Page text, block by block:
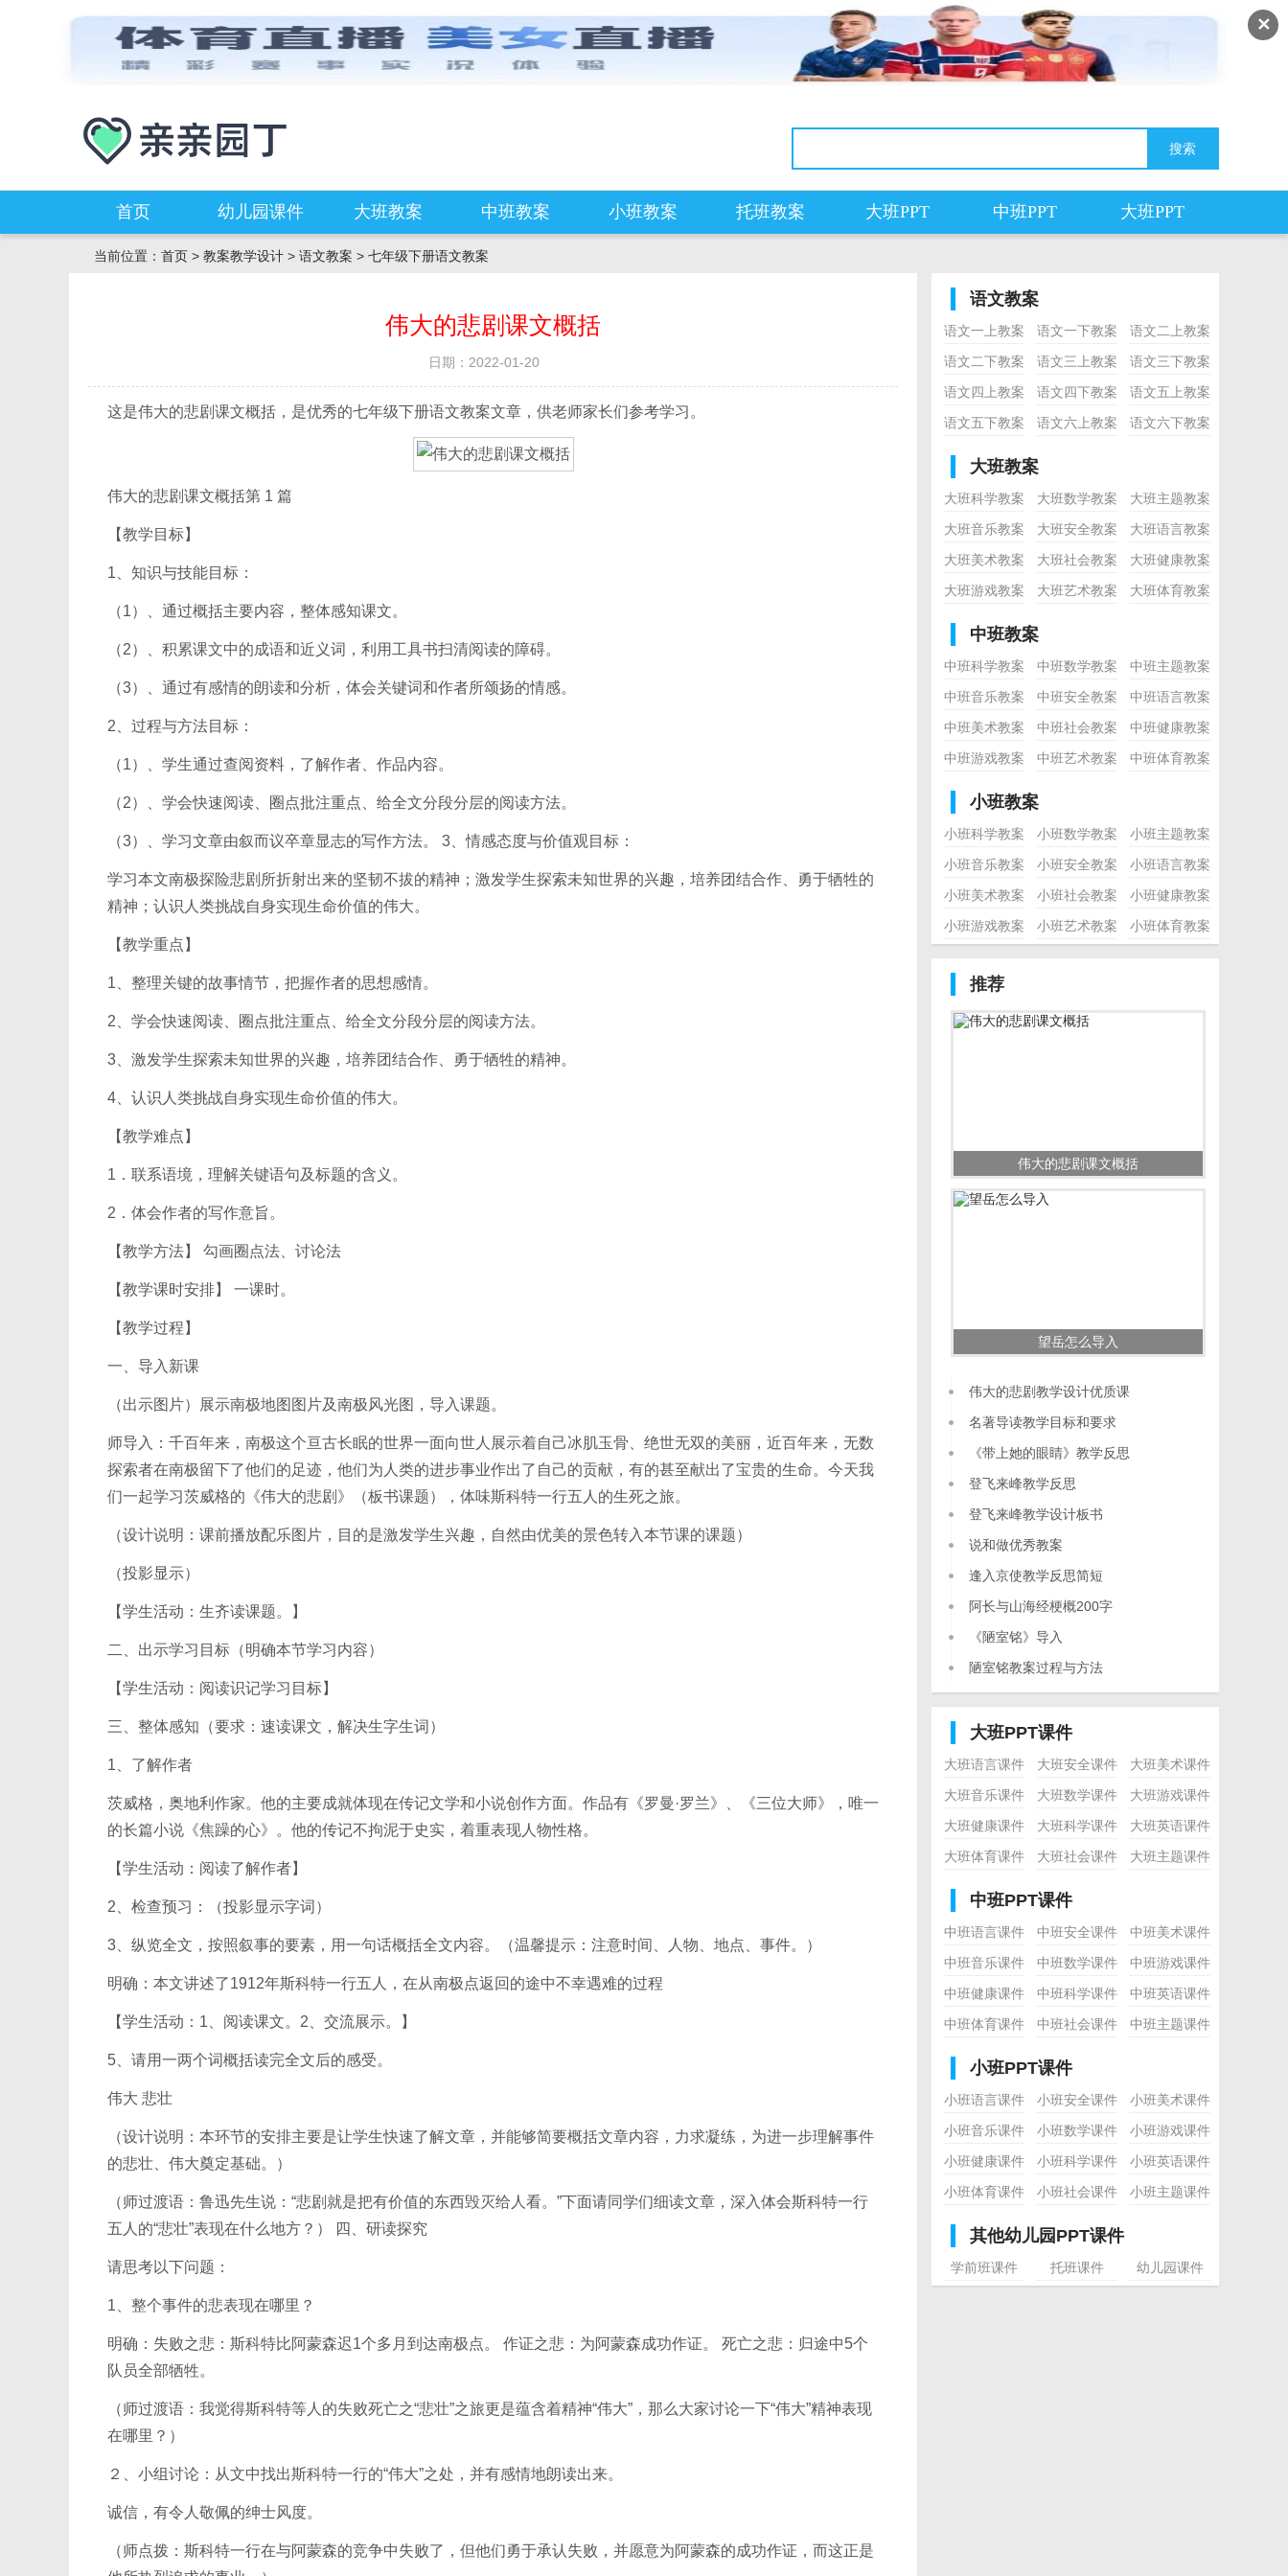
✕
首页 幼儿园课件 大班教案 中班教案 小班教案 托班教案 大班PPT 中班PPT 大班PPT
当前位置： 首页 > 教案教学设计 > 语文教案 > 七年级下册语文教案
伟大的悲剧课文概括
日期：2022-01-20
这是伟大的悲剧课文概括，是优秀的七年级下册语文教案文章，供老师家长们参考学习。
伟大的悲剧课文概括第 1 篇
【教学目标】
1、知识与技能目标：
（1）、通过概括主要内容，整体感知课文。
（2）、积累课文中的成语和近义词，利用工具书扫清阅读的障碍。
（3）、通过有感情的朗读和分析，体会关键词和作者所颂扬的情感。
2、过程与方法目标：
（1）、学生通过查阅资料，了解作者、作品内容。
（2）、学会快速阅读、圈点批注重点、给全文分段分层的阅读方法。
（3）、学习文章由叙而议卒章显志的写作方法。 3、情感态度与价值观目标：
学习本文南极探险悲剧所折射出来的坚韧不拔的精神；激发学生探索未知世界的兴趣，培养团结合作、勇于牺牲的
精神；认识人类挑战自身实现生命价值的伟大。
【教学重点】
1、整理关键的故事情节，把握作者的思想感情。
2、学会快速阅读、圈点批注重点、给全文分段分层的阅读方法。
3、激发学生探索未知世界的兴趣，培养团结合作、勇于牺牲的精神。
4、认识人类挑战自身实现生命价值的伟大。
【教学难点】
1．联系语境，理解关键语句及标题的含义。
2．体会作者的写作意旨。
【教学方法】 勾画圈点法、讨论法
【教学课时安排】 一课时。
【教学过程】
一、导入新课
（出示图片）展示南极地图图片及南极风光图，导入课题。
师导入：千百年来，南极这个亘古长眠的世界一面向世人展示着自己冰肌玉骨、绝世无双的美丽，近百年来，无数
探索者在南极留下了他们的足迹，他们为人类的进步事业作出了自己的贡献，有的甚至献出了宝贵的生命。今天我
们一起学习茨威格的《伟大的悲剧》（板书课题），体味斯科特一行五人的生死之旅。
（设计说明：课前播放配乐图片，目的是激发学生兴趣，自然由优美的景色转入本节课的课题）
（投影显示）
【学生活动：生齐读课题。】
二、出示学习目标（明确本节学习内容）
【学生活动：阅读识记学习目标】
三、整体感知（要求：速读课文，解决生字生词）
1、了解作者
茨威格，奥地利作家。他的主要成就体现在传记文学和小说创作方面。作品有《罗曼·罗兰》、《三位大师》，唯一
的长篇小说《焦躁的心》。他的传记不拘泥于史实，着重表现人物性格。
【学生活动：阅读了解作者】
2、检查预习：（投影显示字词）
3、纵览全文，按照叙事的要素，用一句话概括全文内容。（温馨提示：注意时间、人物、地点、事件。）
明确：本文讲述了1912年斯科特一行五人，在从南极点返回的途中不幸遇难的过程
【学生活动：1、阅读课文。2、交流展示。】
5、请用一两个词概括读完全文后的感受。
伟大 悲壮
（设计说明：本环节的安排主要是让学生快速了解文章，并能够简要概括文章内容，力求凝练，为进一步理解事件
的悲壮、伟大奠定基础。）
（师过渡语：鲁迅先生说：“悲剧就是把有价值的东西毁灭给人看。”下面请同学们细读文章，深入体会斯科特一行
五人的“悲壮”表现在什么地方？） 四、研读探究
请思考以下问题：
1、整个事件的悲表现在哪里？
明确：失败之悲：斯科特比阿蒙森迟1个多月到达南极点。 作证之悲：为阿蒙森成功作证。 死亡之悲：归途中5个
队员全部牺牲。
（师过渡语：我觉得斯科特等人的失败死亡之“悲壮”之旅更是蕴含着精神“伟大”，那么大家讨论一下“伟大”精神表现
在哪里？）
２、小组讨论：从文中找出斯科特一行的“伟大”之处，并有感情地朗读出来。
诚信，有令人敬佩的绅士风度。
（师点拨：斯科特一行在与阿蒙森的竞争中失败了，但他们勇于承认失败，并愿意为阿蒙森的成功作证，而这正是
语文教案
语文一上教案 语文一下教案
语文二上教案
语文二下教案
语文三上教案
语文三下教案
语文四上教案
语文四下教案
语文五上教案
语文五下教案
语文六上教案 语文六下教案
大班教案
大班科学教案 大班数学教案
大班主题教案
大班音乐教案
大班安全教案
大班语言教案
大班美术教案
大班社会教案
大班健康教案
大班游戏教案
大班艺术教案 大班体育教案
中班教案
中班科学教案 中班数学教案
中班主题教案
中班音乐教案
中班安全教案
中班语言教案
中班美术教案
中班社会教案
中班健康教案
中班游戏教案
中班艺术教案 中班体育教案
小班教案
小班科学教案 小班数学教案
小班主题教案
小班音乐教案
小班安全教案
小班语言教案
小班美术教案
小班社会教案
小班健康教案
小班游戏教案
小班艺术教案 小班体育教案
推荐
伟大的悲剧课文概括
望岳怎么导入
伟大的悲剧教学设计优质课
名著导读教学目标和要求
《带上她的眼睛》教学反思
登飞来峰教学反思
登飞来峰教学设计板书
说和做优秀教案
逢入京使教学反思简短
阿长与山海经梗概200字
《陋室铭》导入
陋室铭教案过程与方法
大班PPT课件
大班语言课件 大班安全课件
大班美术课件
大班音乐课件
大班数学课件
大班游戏课件
大班健康课件
大班科学课件
大班英语课件
大班体育课件
大班社会课件 大班主题课件
中班PPT课件
中班语言课件 中班安全课件
中班美术课件
中班音乐课件
中班数学课件
中班游戏课件
中班健康课件
中班科学课件
中班英语课件
中班体育课件
中班社会课件 中班主题课件
小班PPT课件
小班语言课件 小班安全课件
小班美术课件
小班音乐课件
小班数学课件
小班游戏课件
小班健康课件
小班科学课件
小班英语课件
小班体育课件
小班社会课件 小班主题课件
其他幼儿园PPT课件
学前班课件 托班课件 幼儿园课件